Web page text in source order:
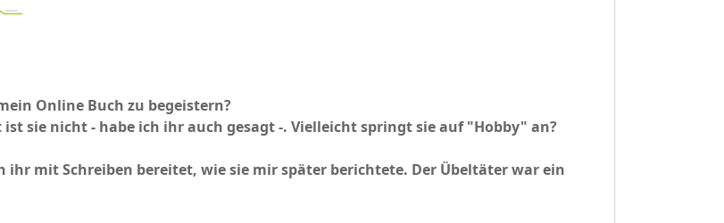
Online Buch zu begeistern?
ist sie nicht - habe ich ihr auch gesagt -. Vielleicht springt sie auf "Hobby" an?
ihr mit Schreiben bereitet, wie sie mir später berichtete. Der Übeltäter war ein